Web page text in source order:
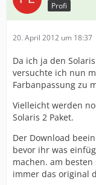
Profi
20. April 2012 um 18:37
Da ich ja den
versuchte ich nun
Farbanpassung zu
Vielleicht werden
Solaris 2 Paket.
Der Download
bevor ihr was
machen. am
immer das original